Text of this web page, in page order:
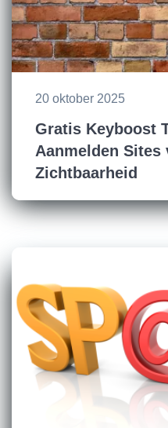
20 oktober 2025
Gratis Keyboost
Aanmelden Sites
Zichtbaarheid